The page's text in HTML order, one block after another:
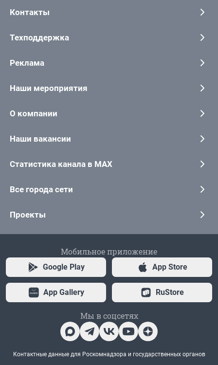
Контакты
Техподдержка
Реклама
Наши мероприятия
О компании
Наши вакансии
Статистика канала в MAX
Все города сети
Проекты
Мобильное приложение
Google Play App Store
App Gallery RuStore
Мы в соцсетях
Контактные данные для Роскомнадзора и государственных органов